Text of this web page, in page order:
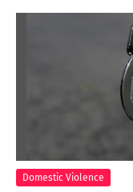
Domestic Violence